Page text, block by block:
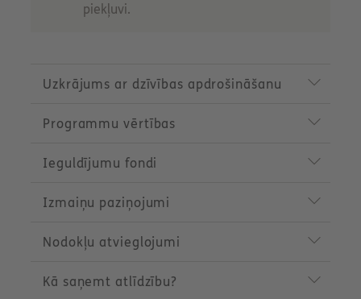
piekļuvi.
Uzkrājums ar dzīvības apdrošināšanu
Programmu vērtības
Ieguldījumu fondi
Izmaiņu paziņojumi
Nodokļu atvieglojumi
Kā saņemt atlīdzību?